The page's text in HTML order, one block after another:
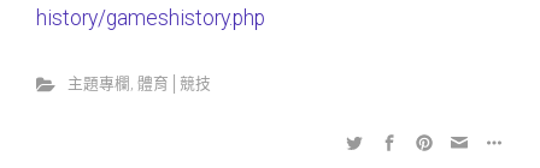
history/gameshistory.php
主題專欄 , 體育│競技